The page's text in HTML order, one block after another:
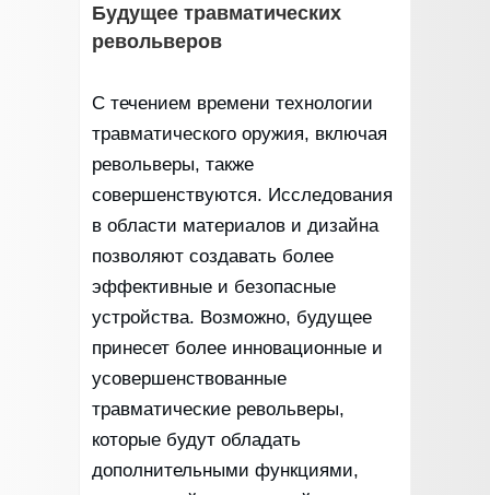
Будущее травматических
револьверов
С течением времени технологии
травматического оружия, включая
револьверы, также
совершенствуются. Исследования
в области материалов и дизайна
позволяют создавать более
эффективные и безопасные
устройства. Возможно, будущее
принесет более инновационные и
усовершенствованные
травматические револьверы,
которые будут обладать
дополнительными функциями,